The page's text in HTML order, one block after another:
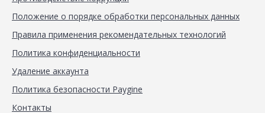
Положение о порядке обработки персональных данных
Правила применения рекомендательных технологий
Политика конфиденциальности
Удаление аккаунта
Политика безопасности Paygine
Контакты